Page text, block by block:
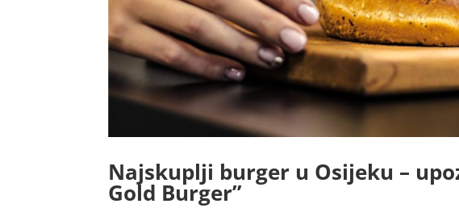
Najskuplji burger u Osijeku –
Gold Burger”